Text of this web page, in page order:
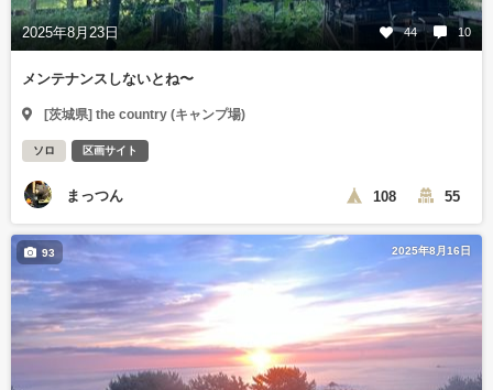
2025年8月23日 44 10
メンテナンスしないとね〜
[茨城県] the country (キャンプ場)
ソロ 区画サイト
まっつん 108 55
2025年8月16日
93